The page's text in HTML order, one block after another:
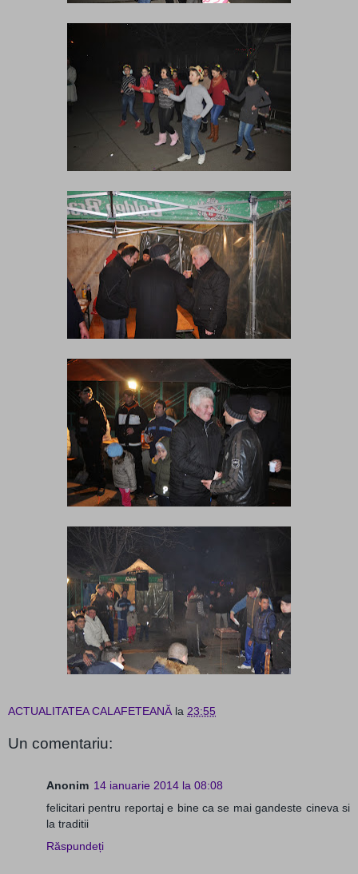
ACTUALITATEA CALAFETEANĂ la 23:55
Un comentariu:
Anonim 14 ianuarie 2014 la 08:08
felicitari pentru reportaj e bine ca se mai gandeste cineva si
la traditii
Răspundeți